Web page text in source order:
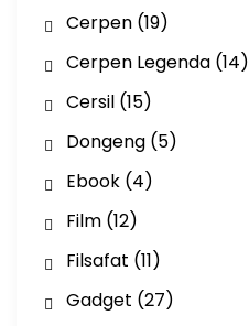
Cerpen(19)
Cerpen Legenda(14)
Cersil(15)
Dongeng(5)
Ebook(4)
Film(12)
Filsafat (11)
Gadget (27)